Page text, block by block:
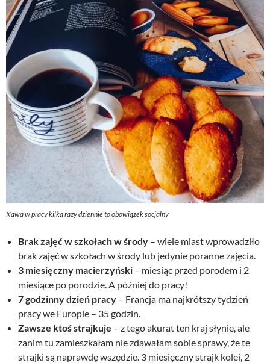
Kawa w pracy kilka razy dziennie to obowiązek socjalny
Brak zajęć w szkołach w środy – wiele miast wprowadziło
brak zajęć w szkołach w środy lub jedynie poranne zajęcia.
3 miesięczny macierzyński – miesiąc przed porodem i 2
miesiące po porodzie. A później do pracy!
7 godzinny dzień pracy – Francja ma najkrótszy tydzień
pracy we Europie – 35 godzin.
Zawsze ktoś strajkuje – z tego akurat ten kraj słynie, ale
zanim tu zamieszkałam nie zdawałam sobie sprawy, że te
strajki są naprawdę wszędzie. 3 miesięczny strajk kolei, 2